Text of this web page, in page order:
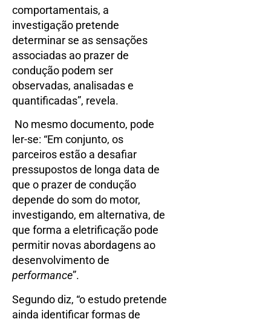
comportamentais, a
investigação pretende
determinar se as sensações
associadas ao prazer de
condução podem ser
observadas, analisadas e
quantificadas”, revela.
No mesmo documento, pode
ler-se: “Em conjunto, os
parceiros estão a desafiar
pressupostos de longa data de
que o prazer de condução
depende do som do motor,
investigando, em alternativa, de
que forma a eletrificação pode
permitir novas abordagens ao
desenvolvimento de
performance”.
Segundo diz, “o estudo pretende
ainda identificar formas de